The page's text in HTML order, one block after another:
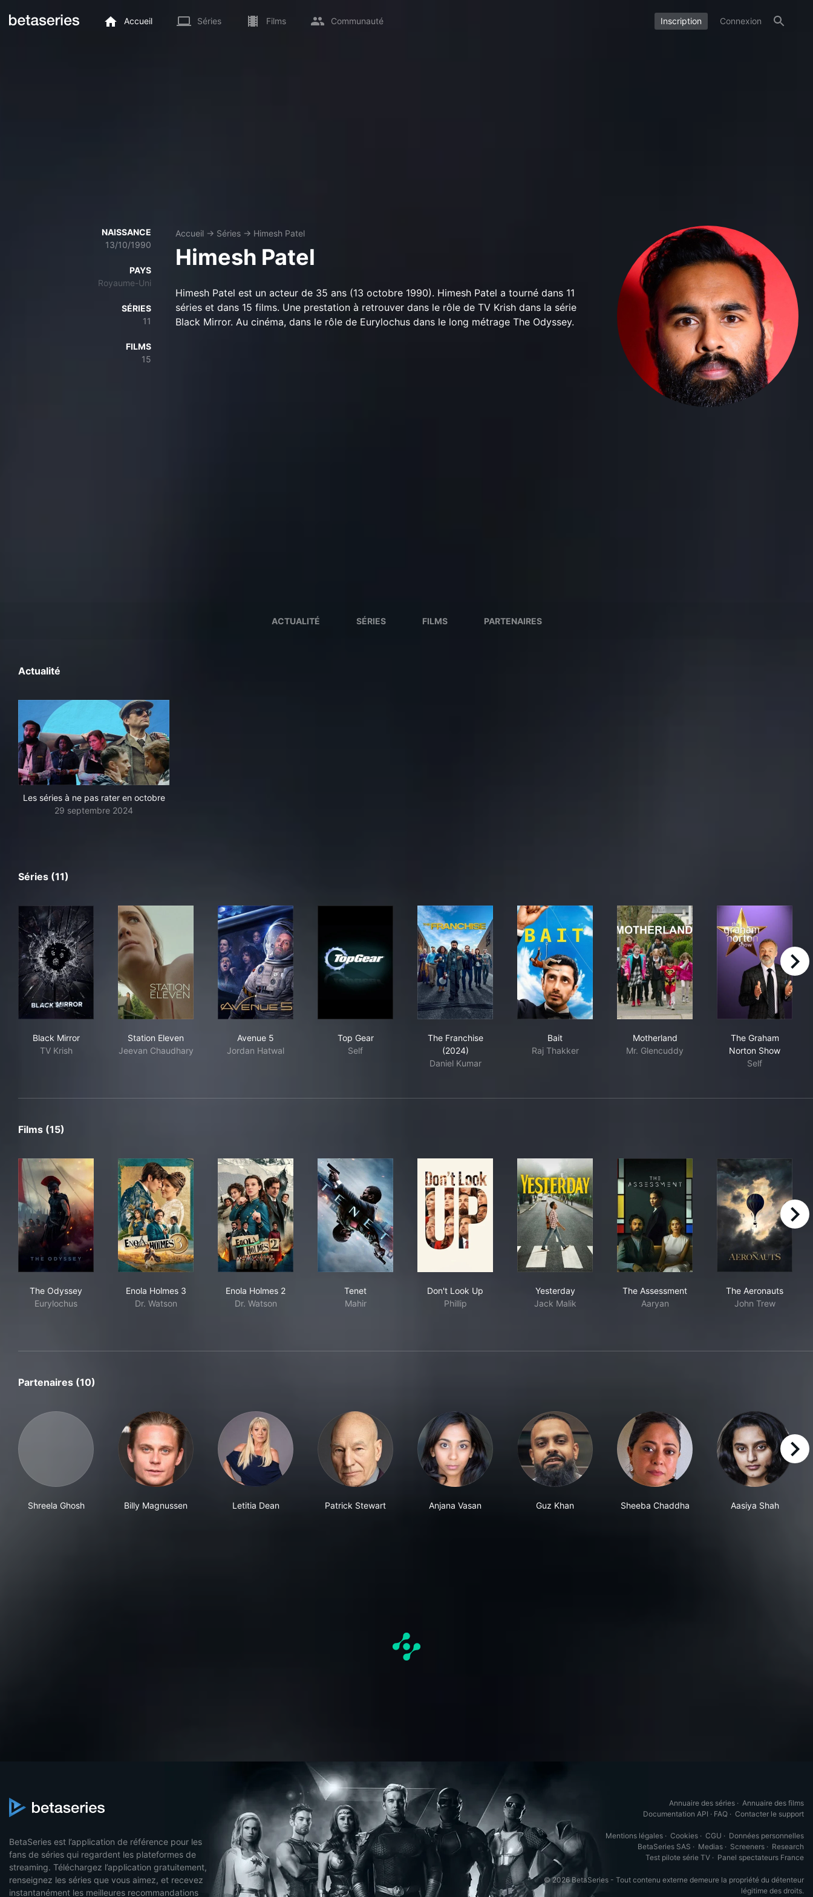
Accueil Séries Films Communauté Inscription Connexion
NAISSANCE
13/10/1990
PAYS
Royaume-Uni
SÉRIES
11
FILMS
15
Accueil → Séries → Himesh Patel
Himesh Patel
Himesh Patel est un acteur de 35 ans (13 octobre 1990). Himesh Patel a tourné dans 11
séries et dans 15 films. Une prestation à retrouver dans le rôle de TV Krish dans la série
Black Mirror. Au cinéma, dans le rôle de Eurylochus dans le long métrage The Odyssey.
ACTUALITÉ SÉRIES FILMS PARTENAIRES
Actualité
Les séries à ne pas rater en octobre
29 septembre 2024
Séries (11)
Black Mirror
TV Krish
Station Eleven
Jeevan Chaudhary
Avenue 5
Jordan Hatwal
Top Gear
Self
The Franchise
(2024)
Daniel Kumar
Bait
Raj Thakker
Motherland
Mr. Glencuddy
The Graham
Norton Show
Self
right
Films (15)
The Odyssey
Eurylochus
Enola Holmes 3
Dr. Watson
Enola Holmes 2
Dr. Watson
Tenet
Mahir
Don't Look Up
Phillip
Yesterday
Jack Malik
The Assessment
Aaryan
The Aeronauts
John Trew
right
Partenaires (10)
Shreela Ghosh Billy Magnussen Letitia Dean Patrick Stewart Anjana Vasan Guz Khan Sheeba Chaddha Aasiya Shah
right
BetaSeries est l’application de référence pour les
fans de séries qui regardent les plateformes de
streaming. Téléchargez l’application gratuitement,
renseignez les séries que vous aimez, et recevez
instantanément les meilleures recommandations
Annuaire des séries · Annuaire des films
Documentation API · FAQ · Contacter le support
Mentions légales · Cookies · CGU · Données personnelles
BetaSeries SAS · Medias · Screeners · Research
Test pilote série TV · Panel spectateurs France
© 2026 BetaSeries - Tout contenu externe demeure la propriété du détenteur
légitime des droits.